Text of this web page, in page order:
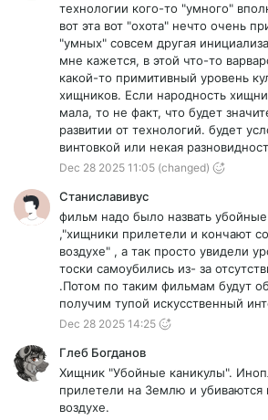
технологии кого-то "умного"
вот эта вот "охота" нечто очень
"умных" совсем другая
мне кажется, в этой что-то
какой-то примитивный уровень
хищников. Если народность
мала, то не факт, что будет
развитии от технологий. будет
винтовкой или некая
Dec 28 2025 11:05 (changed)
Станиславивус
фильм надо было назвать
,"хищники прилетели и кончают
воздухе" , а так просто увидели
тоски самоубились из- за
.Потом по таким фильмам будут
получим тупой искусственный
Dec 28 2025 14:25
Глеб Богданов
Хищник "Убойные каникулы".
прилетели на Землю и убиваются
воздухе.